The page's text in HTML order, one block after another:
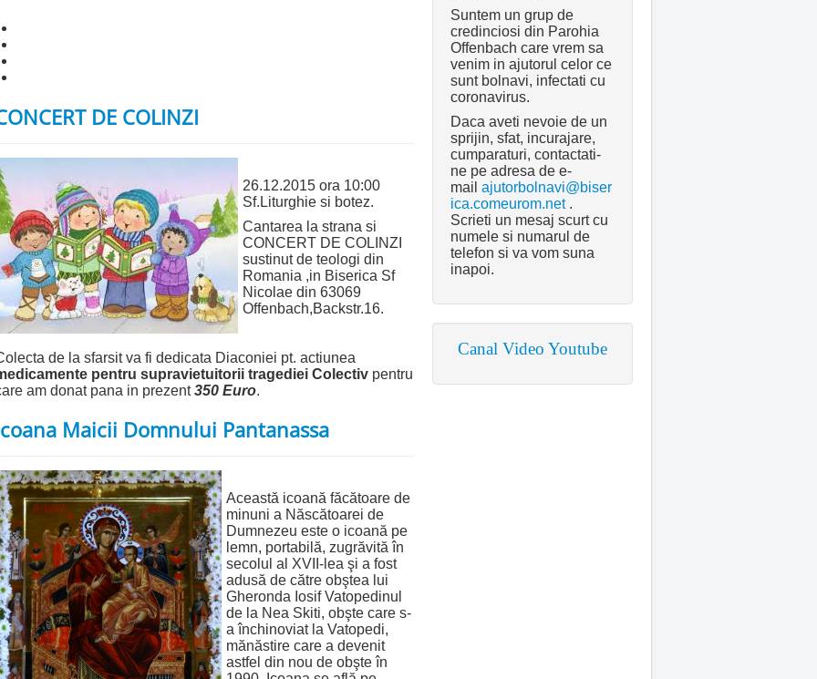
DE COLINZI
26.12.2015 ora 10:00
Sf.Liturghie si botez.
Cantarea la strana si
CONCERT DE COLINZI
sustinut de teologi din
Romania ,in Biserica Sf
Nicolae din 63069
Offenbach,Backstr.16.
de la sfarsit va fi dedicata Diaconiei pt. actiunea
pentru supravietuitorii tragediei Colectiv pentru
am donat pana in prezent350 Euro.
Maicii Domnului Pantanassa
Această icoană făcătoare de
minuni a Născătoarei de
Dumnezeu este o icoană pe
lemn, portabilă, zugrăvită în
secolul al XVII-lea şi a fost
adusă de către obştea lui
Gheronda Iosif Vatopedinul
de la Nea Skiti, obşte care s-
a închinoviat la Vatopedi,
mănăstire care a devenit
astfel din nou de obşte în
Suntem un grup de
credinciosi din Parohia
Offenbach care vrem sa
venim in ajutorul celor ce
sunt bolnavi, infectati cu
coronavirus.
Daca aveti nevoie de un
sprijin, sfat, incurajare,
cumparaturi, contactati-
ne pe adresa de e-
mail ajutorbolnavi@biser
ica.comeurom.net.
Scrieti un mesaj scurt cu
numele si numarul de
telefon si va vom suna
inapoi.
Canal Video Youtube